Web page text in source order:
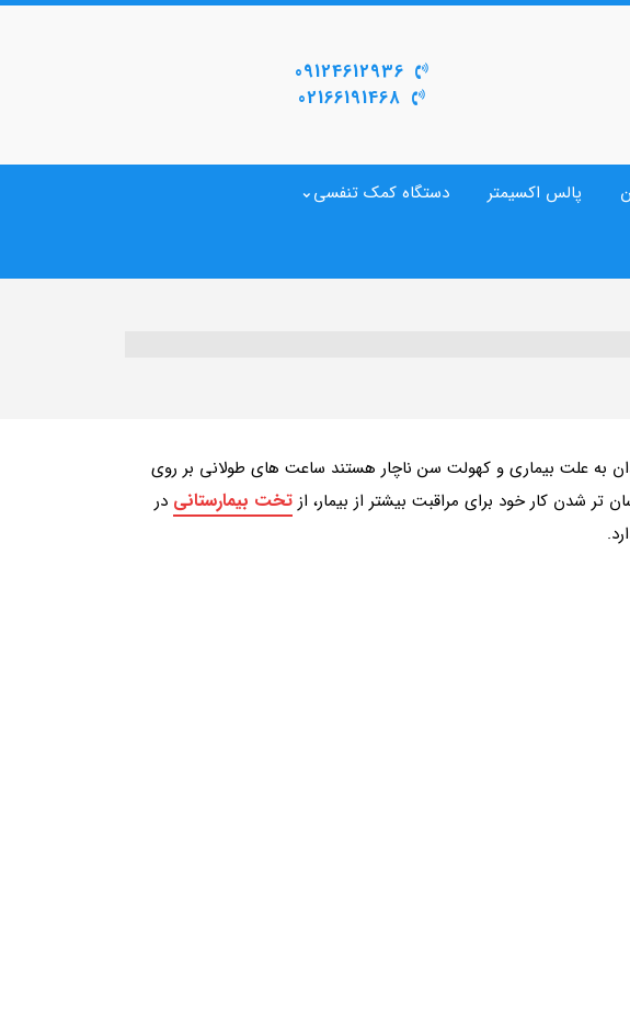
09124612936
02166191468
پالس اکسیمتر دستگاه کمک تنفسی
به علت بیماری و کهولت سن ناچار هستند ساعت های طولانی بر روی
تر شدن کار خود برای مراقبت بیشتر از بیمار، از تخت بیمارستانی در